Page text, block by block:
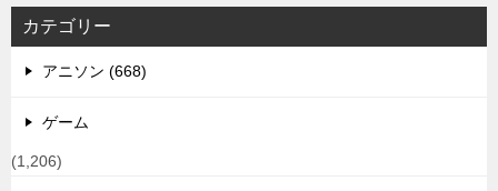
カテゴリー
アニソン (668)
ゲーム
(1,206)